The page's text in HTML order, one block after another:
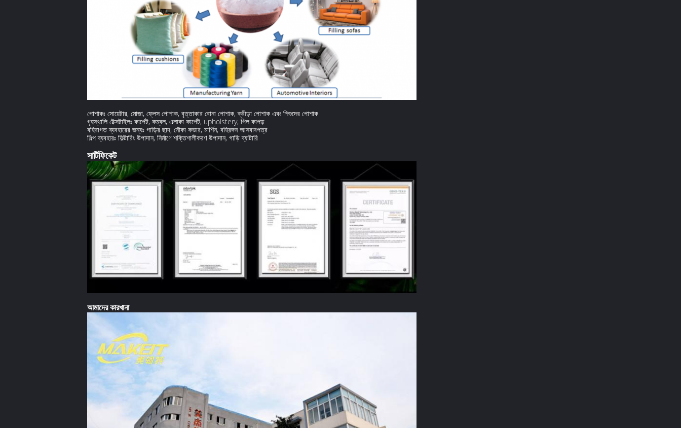
পোশাকঃ সোয়েটার, মোজা, ফ্লেস পোশাক, বৃত্তাকার বোনা পোশাক, ক্রীড়া পোশাক এবং শিশুদের পোশাক
গৃহস্থালি টেক্সটাইলঃ কার্পেট, কম্বল, এলাকা কার্পেট, upholstery, পিল কাপড়
বহিরাগত ব্যবহারের জন্যঃ গাড়ির ছাদ, নৌকা কভার, মার্শিন, বহিরঙ্গন আসবাবপত্র
শিল্প ব্যবহারঃ ফিল্টারিং উপাদান, নির্মাণে শক্তিশালীকরণ উপাদান, গাড়ি ব্যাটারি
সার্টিফিকেট
আমাদের কারখানা